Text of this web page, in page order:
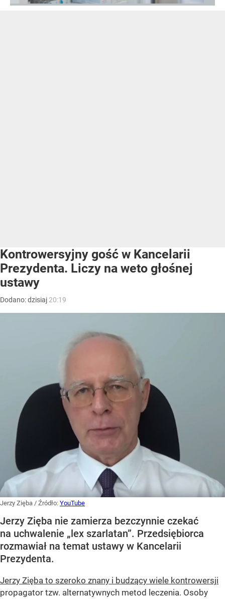
Kontrowersyjny gość w Kancelarii
Prezydenta. Liczy na weto głośnej
ustawy
Dodano:dzisiaj 20:19
Jerzy Zięba / Źródło: YouTube
Jerzy Zięba nie zamierza bezczynnie czekać
na uchwalenie „lex szarlatan”. Przedsiębiorca
rozmawiał na temat ustawy w Kancelarii
Prezydenta.
Jerzy Zięba to szeroko znany i budzący wiele kontrowersji
propagator tzw. alternatywnych metod leczenia. Osoby